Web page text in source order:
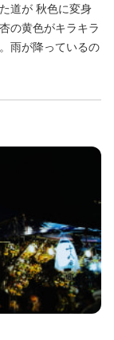
道が 秋色に変身
の黄色がキラキラ
雨が降っているの